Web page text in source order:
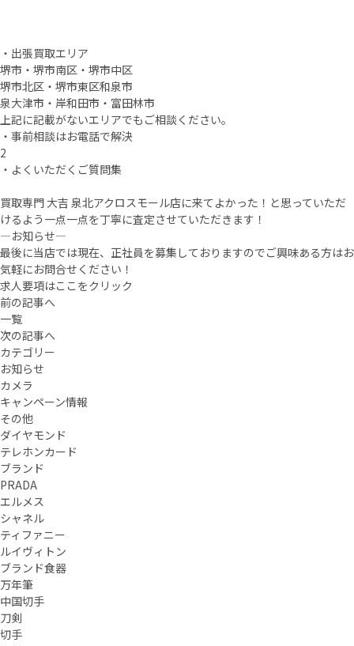
・出張買取エリア
堺市・堺市南区・堺市中区
堺市北区・堺市東区和泉市
泉大津市・岸和田市・富田林市
上記に記載がないエリアでもご相談ください。
・事前相談はお電話で解決
2
・よくいただくご質問集
買取専門 大吉 泉北アクロスモール店に来てよかった！と思っていただ
けるよう一点一点を丁寧に査定させていただきます！
—お知らせ—
最後に当店では現在、正社員を募集しておりますのでご興味ある方はお
気軽にお問合せください！
求人要項はここをクリック
前の記事へ
一覧
次の記事へ
カテゴリー
お知らせ
カメラ
キャンペーン情報
その他
ダイヤモンド
テレホンカード
ブランド
PRADA
エルメス
シャネル
ティファニー
ルイヴィトン
ブランド食器
万年筆
中国切手
刀剣
切手